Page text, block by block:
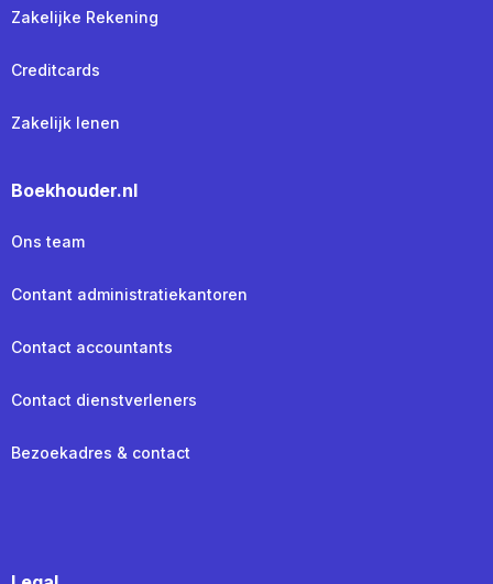
Zakelijke Rekening
Creditcards
Zakelijk lenen
Boekhouder.nl
Ons team
Contant administratiekantoren
Contact accountants
Contact dienstverleners
Bezoekadres & contact